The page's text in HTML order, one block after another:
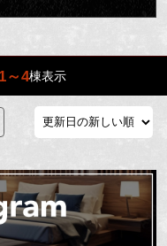
1～4棟表示